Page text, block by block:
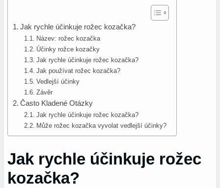
Jak rychle účinkuje rožec kozačka?
Název: rožec kozačka
Účinky rožce kozačky
Jak rychle účinkuje rožec kozačka?
Jak používat rožec kozačka?
Vedlejší účinky
Závěr
Často Kladené Otázky
Jak rychle účinkuje rožec kozačka?
Může rožec kozačka vyvolat vedlejší účinky?
Jak rychle účinkuje rožec
kozačka?